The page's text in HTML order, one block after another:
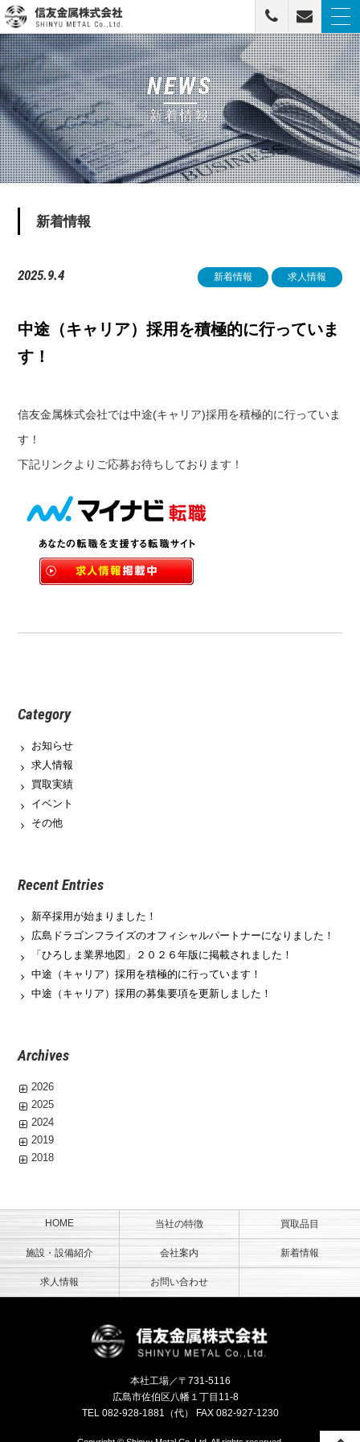
信友金属株式会社
NEWS
新着情報
新着情報
新着情報 求人情報
2025.9.4
中途（キャリア）採用を積極的に行っていま
す！
信友金属株式会社では中途(キャリア)採用を積極的に行っていま
す！
下記リンクよりご応募お待ちしております！
Category
お知らせ
求人情報
買取実績
イベント
その他
Recent Entries
新卒採用が始まりました！
広島ドラゴンフライズのオフィシャルパートナーになりました！
「ひろしま業界地図」２０２６年版に掲載されました！
中途（キャリア）採用を積極的に行っています！
中途（キャリア）採用の募集要項を更新しました！
Archives
2026
2025
2024
2019
2018
HOME 当社の特徴 買取品目
施設・設備紹介 会社案内 新着情報
求人情報 お問い合わせ
本社工場／〒731-5116
広島市佐伯区八幡１丁目11-8
TEL 082-928-1881 （代） FAX 082-927-1230